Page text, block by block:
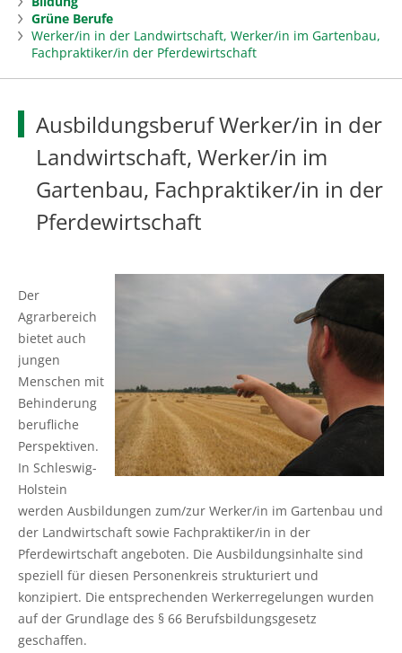
Beratung
Ansprechpartner finden
Arbeitnehmerberatung
Beratung Sammelantragsverfahren, Cross
Compliance
Coaching für Unternehmerinnen
Beratung Digitalisierung
Beratung in Einkommenskombinationen
Beratung zur Hofübergabe
Gemeinsam gegen psychische Belastungen in der
Landwirtschaft
Sozioökonomische Beratung
Vorsorge- und Versicherungsberatung
Landwirtschaft
Düngung
Pflanzenschutzdienst
Ackerkulturen von Ackerbohnen bis
Grünland
Tier
Ökologischer Landbau
Umwelt- und Gewässerschutz
Landwirtschaftliches Bauen und Energietechnik
Forst
Zuständige Bezirksförster
Beratung und Betreuung
Förderung
Aus- und Weiterbildung
Wald- und Naturschutz
Ökokonto
Planung und Gutachten
Baumkontrollen
Waldbestattung
Fischerei mehr
Aktuelles in der Fischerei
Küstenfischerei und Kleine Hochseefischerei
Aquakultur und Binnenfischerei
Technische Kreislaufanlagen
Aus-, Fort- und Weiterbildung
Gartenbau
Aktuelles Gartenbau
Aktuelles aus dem Kompetenzzentrum
Baumschule
Baumschule
Weihnachtsbaumkulturen
Zierpflanzenbau
Stauden
Garten- und Landschaftsbau
Öffentliches Grün
Golfrasen
mehr
Bildung aktuell
Grüne Berufe
Ausbildungsplätze
Ausbildungsberatung
Fort- und Weiterbildung
Praktikum
Ausbilder und Ausbildungsbetrieb
Lernen durch Erleben
Landleben
Land erleben & genießen
Gütezeichen Schleswig-Holstein
Einkaufen beim Erzeuger
Haus- und Kleingarten
Garten- und Balkontipps
Grüne Berufe
Werker/in in der Landwirtschaft, Werker/in im Gartenbau,
Fachpraktiker/in der Pferdewirtschaft
Ausbildungsberuf Werker/in in der
Landwirtschaft, Werker/in im
Gartenbau, Fachpraktiker/in in der
Pferdewirtschaft
Der
Agrarbereich
bietet auch
jungen
Menschen mit
Behinderung
berufliche
Perspektiven.
In Schleswig-
Holstein
werden Ausbildungen zum/zur Werker/in im Gartenbau und
der Landwirtschaft sowie Fachpraktiker/in in der
Pferdewirtschaft angeboten. Die Ausbildungsinhalte sind
speziell für diesen Personenkreis strukturiert und
konzipiert. Die entsprechenden Werkerregelungen wurden
auf der Grundlage des § 66 Berufsbildungsgesetz
geschaffen.